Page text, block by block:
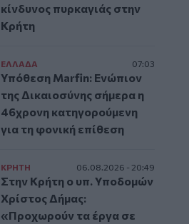
κίνδυνος πυρκαγιάς στην
Κρήτη
ΕΛΛAΔΑ 07:03
Υπόθεση Marfin: Ενώπιον
της Δικαιοσύνης σήμερα η
46χρονη κατηγορούμενη
για τη φονική επίθεση
ΚΡΗΤΗ 06.08.2026 - 20:49
Στην Κρήτη ο υπ. Υποδομών
Χρίστος Δήμας:
«Προχωρούν τα έργα σε